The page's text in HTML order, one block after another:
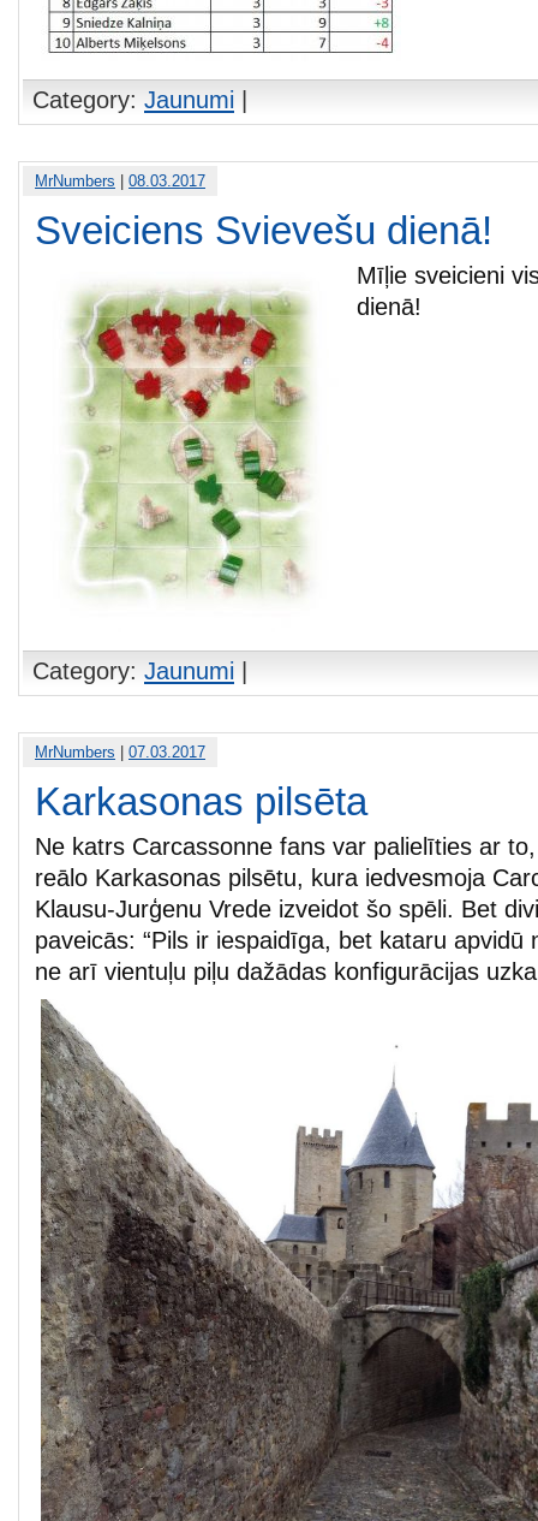
Category: Jaunumi
MrNumbers 08.03.2017
Sveiciens Svievešu dienā!
Mīļie sveicieni
dienā!
Category: Jaunumi
MrNumbers 07.03.2017
Karkasonas pilsēta
Ne katrs Carcassonne fans var palielīties ar
reālo Karkasonas pilsētu, kura iedvesmoja
Klausu-Jurģenu Vrede izveidot šo spēli. Bet
paveicās: “Pils ir iespaidīga, bet kataru apvidū
ne arī vientuļu piļu dažādas konfigurācijas